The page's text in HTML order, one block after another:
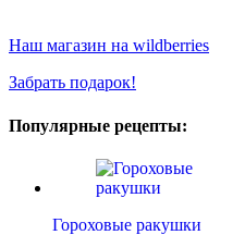
Наш магазин на wildberries
Забрать подарок!
Популярные рецепты:
Гороховые ракушки